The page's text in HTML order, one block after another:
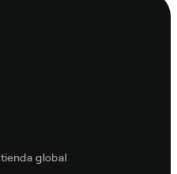
tienda global